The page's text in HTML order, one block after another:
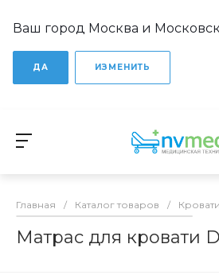
Ваш город Москва и
ДА ИЗМЕНИТЬ
Главная / Каталог товаров /
Матрас для кровати